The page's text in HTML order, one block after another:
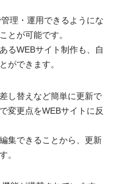
理・運用できるようにな
とが可能です。
るWEBサイト制作も、自
ができます。
し替えなど簡単に更新で
変更点をWEBサイトに反
集できることから、更新
。